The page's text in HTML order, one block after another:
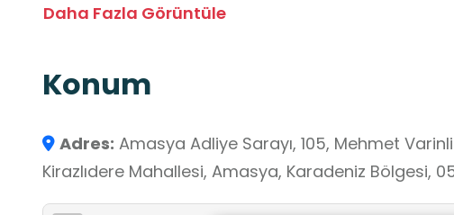
önemini gözlemleme fırsatı sunar. Ziyaret
Daha Fazla Görüntüle
Konum
Adres: Amasya Adliye Sarayı, 105, Mehmet
Kirazlıdere Mahallesi, Amasya, Karadeniz Bölgesi,